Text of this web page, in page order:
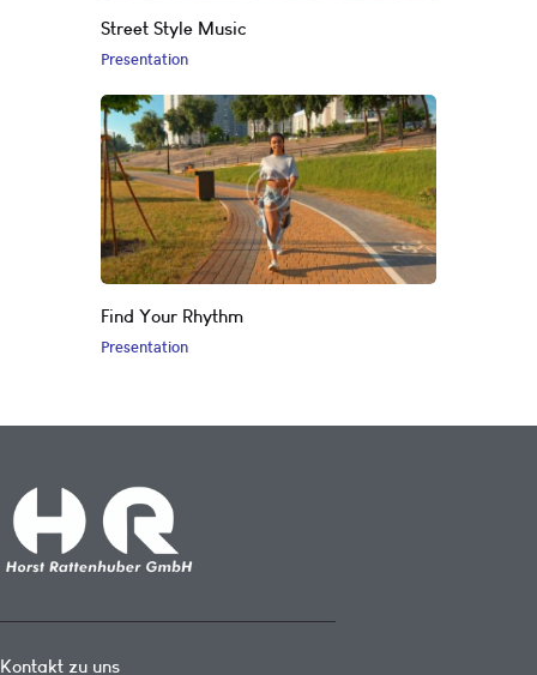
Street Style Music
Presentation
Find Your Rhythm
Presentation
Kontakt zu uns